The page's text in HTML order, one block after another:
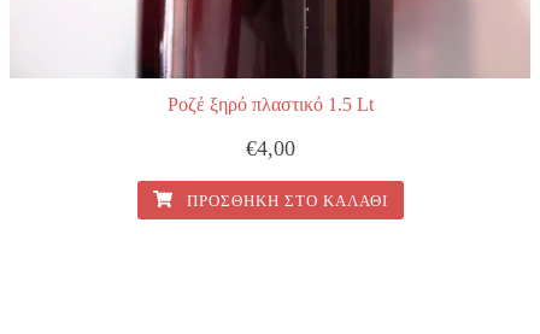
Ροζέ ξηρό πλαστικό 1.5 Lt
€4,00
ΠΡΟΣΘΉΚΗ ΣΤΟ ΚΑΛΆΘΙ